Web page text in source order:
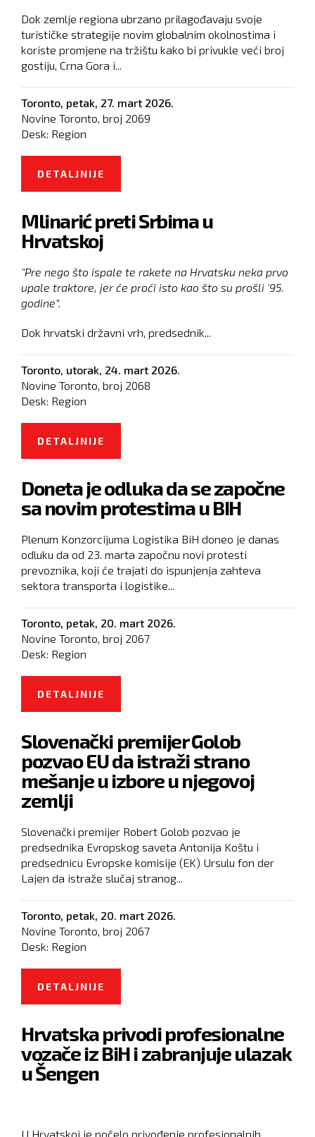
Dok zemlje regiona ubrzano prilagođavaju svoje
turističke strategije novim globalnim okolnostima i
koriste promjene na tržištu kako bi privukle veći broj
gostiju, Crna Gora i...
Toronto, petak, 27. mart 2026.
Novine Toronto, broj 2069
Desk: Region
DETALJNIJE
PLANA
Mlinarić preti Srbima u
Hrvatskoj
"Pre nego što ispale te rakete na Hrvatsku neka prvo
upale traktore, jer će proći isto kao što su prošli '95.
godine”.
Dok hrvatski državni vrh, predsednik...
Toronto, utorak, 24. mart 2026.
Novine Toronto, broj 2068
Desk: Region
DETALJNIJE
Doneta je odluka da se započne
sa novim protestima u BIH
Plenum Konzorcijuma Logistika BiH doneo je danas
odluku da od 23. marta započnu novi protesti
prevoznika, koji će trajati do ispunjenja zahteva
sektora transporta i logistike...
Toronto, petak, 20. mart 2026.
Novine Toronto, broj 2067
Desk: Region
DETALJNIJE
U BIH
Slovenački premijer Golob
pozvao EU da istraži strano
mešanje u izbore u njegovoj
zemlji
Slovenački premijer Robert Golob pozvao je
predsednika Evropskog saveta Antonija Koštu i
predsednicu Evropske komisije (EK) Ursulu fon der
Lajen da istraže slučaj stranog...
Toronto, petak, 20. mart 2026.
Novine Toronto, broj 2067
Desk: Region
DETALJNIJE
MEŠANJE U IZBORE U NJEGOVOJ
ZEMLJI
Hrvatska privodi profesionalne
vozače iz BiH i zabranjuje ulazak
u Šengen
U Hrvatskoj je počelo privođenje profesionalnih